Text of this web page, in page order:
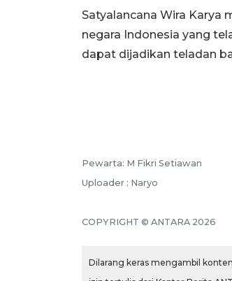
Satyalancana Wira Karya
negara Indonesia yang
dapat dijadikan teladan
Pewarta: M Fikri Setiawan
Uploader : Naryo
COPYRIGHT © ANTARA 2026
Dilarang keras mengambil